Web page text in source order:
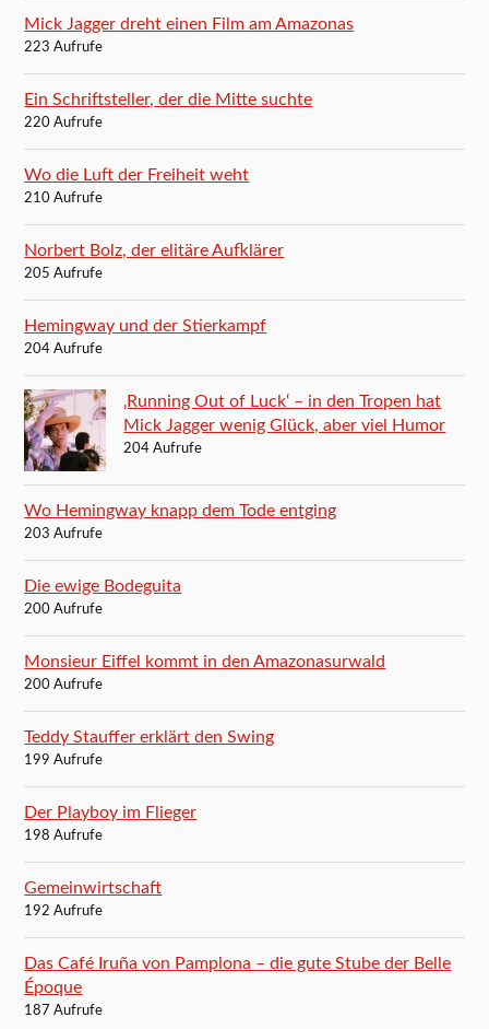
Mick Jagger dreht einen Film am Amazonas
223 Aufrufe
Ein Schriftsteller, der die Mitte suchte
220 Aufrufe
Wo die Luft der Freiheit weht
210 Aufrufe
Norbert Bolz, der elitäre Aufklärer
205 Aufrufe
Hemingway und der Stierkampf
204 Aufrufe
‚Running Out of Luck‘ – in den Tropen hat
Mick Jagger wenig Glück, aber viel Humor
204 Aufrufe
Wo Hemingway knapp dem Tode entging
203 Aufrufe
Die ewige Bodeguita
200 Aufrufe
Monsieur Eiffel kommt in den Amazonasurwald
200 Aufrufe
Teddy Stauffer erklärt den Swing
199 Aufrufe
Der Playboy im Flieger
198 Aufrufe
Gemeinwirtschaft
192 Aufrufe
Das Café Iruña von Pamplona – die gute Stube der Belle
Époque
187 Aufrufe